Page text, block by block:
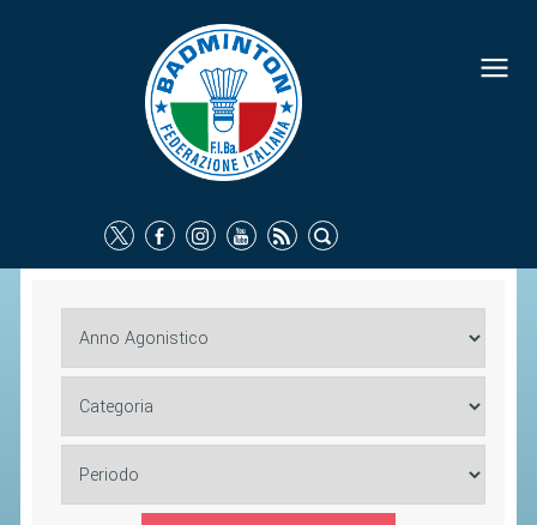
FEDERAZIONE
IDENTITÀ
COMMISSIONI FEDERALI
ORGANI TERRITORIALI
SOCIETÀ SPORTIVE
TUTELA DELLA SALUTE -
COMUNICAZIONE E MARKETING